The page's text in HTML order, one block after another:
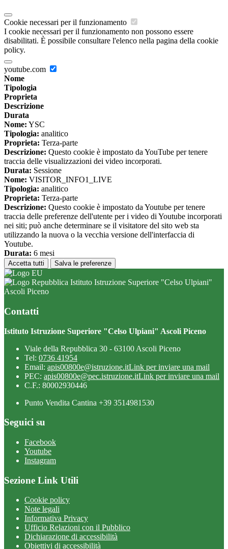
Cookie necessari per il funzionamento
I cookie necessari per il funzionamento non possono essere
disabilitati. È possibile consultare l'elenco nella pagina della cookie
policy.
youtube.com
Nome
Tipologia
Proprieta
Descrizione
Durata
Nome: YSC
Tipologia: analitico
Proprieta: Terza-parte
Descrizione: Questo cookie è impostato da YouTube per tenere
traccia delle visualizzazioni dei video incorporati.
Durata: Sessione
Nome: VISITOR_INFO1_LIVE
Tipologia: analitico
Proprieta: Terza-parte
Descrizione: Questo cookie è impostato da Youtube per tenere
traccia delle preferenze dell'utente per i video di Youtube incorporati
nei siti; può anche determinare se il visitatore del sito web sta
utilizzando la nuova o la vecchia versione dell'interfaccia di
Youtube.
Durata: 6 mesi
Accetta tutti Salva le preferenze
Istituto Istruzione Superiore "Celso Ulpiani"
Ascoli Piceno
Contatti
Istituto Istruzione Superiore "Celso Ulpiani" Ascoli Piceno
Viale della Repubblica 30 - 63100 Ascoli Piceno
Tel: 0736 41954
Email: apis00800e@istruzione.itLink per inviare una mail
PEC: apis00800e@pec.istruzione.itLink per inviare una mail
C.F.: 80002930446
Punto Vendita Cantina +39 3514981530
Seguici su
Facebook
Youtube
Instagram
Sezione Link Utili
Cookie policy
Note legali
Informativa Privacy
Ufficio Relazioni con il Pubblico
Dichiarazione di accessibilità
Obiettivi di accessibilità